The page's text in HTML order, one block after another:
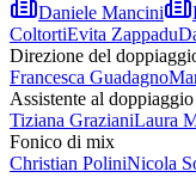
Daniele Mancini
ColtortiEvita Zappadu
Direzione del
Francesca Guadagno
Assistente al doppiaggio
Tiziana GrazianiLaura
Fonico di mix
Christian PoliniNicola